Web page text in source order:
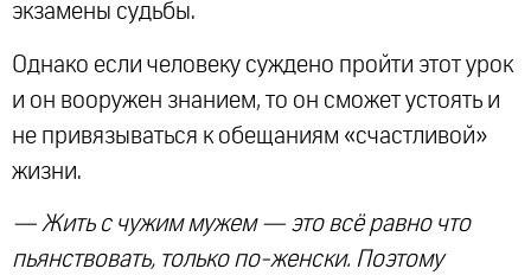
экзамены судьбы.
Однако если человеку суждено пройти этот урок
и он вооружен знанием, то он сможет устоять и
не привязываться к обещаниям «счастливой»
жизни.
— Жить с чужим мужем — это всё равно что
пьянствовать, только по-женски. Поэтому